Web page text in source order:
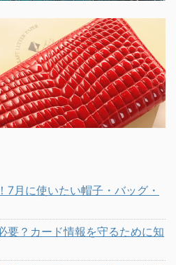
7月に使いたい帽子・バッグ・
要？カード情報を守るために知